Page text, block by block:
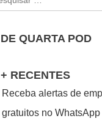
DE QUARTA POD
+ RECENTES
Receba alertas de
gratuitos no